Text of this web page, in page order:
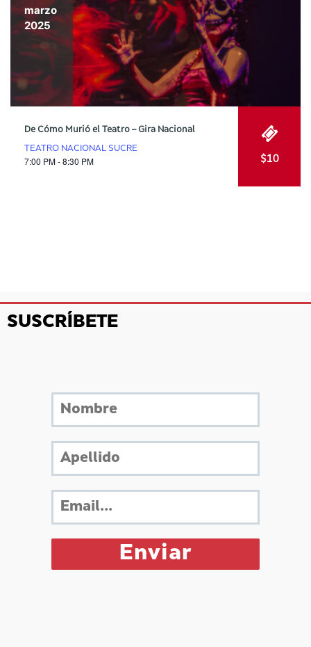
marzo
2025
De Cómo Murió el Teatro – Gira Nacional
TEATRO NACIONAL SUCRE
7:00 PM - 8:30 PM $10
SUSCRÍBETE